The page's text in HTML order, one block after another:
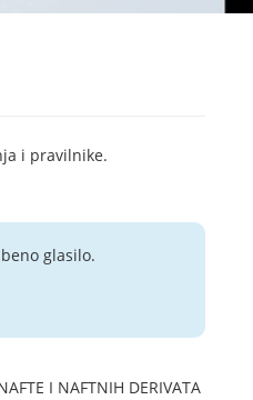
i pravilnike.
glasilo.
I NAFTNIH DERIVATA